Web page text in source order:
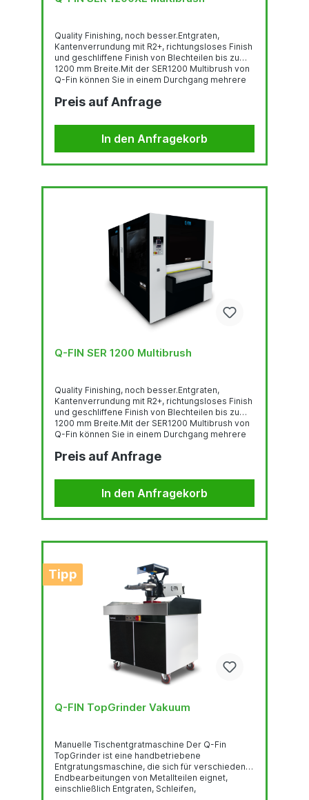
Quality Finishing, noch besser.Entgraten,
Kantenverrundung mit R2+, richtungsloses Finish
und geschliffene Finish von Blechteilen bis zu
1200 mm Breite.Mit der SER1200 Multibrush von
Q-Fin können Sie in einem Durchgang mehrere
zu 1200 mm durchführen. Entgraten,
Kantenverrundung, Radius 2, Entfernung von
Oxidschichten, geschliffenen Finish oder
richtungsloses Finish. Das alles ist
programmierbar für die automatisch
vollständigste Entgratungs-...
Preis auf Anfrage
In den Anfragekorb
Q-FIN SER 1200 Multibrush
Quality Finishing, noch besser.Entgraten,
Kantenverrundung mit R2+, richtungsloses Finish
und geschliffene Finish von Blechteilen bis zu
1200 mm Breite.Mit der SER1200 Multibrush von
Q-Fin können Sie in einem Durchgang mehrere
zu 1200 mm durchführen. Entgraten,
Kantenverrundung, Radius 2, Entfernung von
Oxidschichten, geschliffenen Finish oder
richtungsloses Finish. Das alles ist
programmierbar für die automatisch
vollständigste Entgratungs-...
Preis auf Anfrage
In den Anfragekorb
Tipp
Q-FIN TopGrinder Vakuum
Manuelle Tischentgratmaschine Der Q-Fin
TopGrinder ist eine handbetriebene
Entgratungsmaschine, die sich für verschiedene
Endbearbeitungen von Metallteilen eignet,
einschließlich Entgraten, Schleifen,